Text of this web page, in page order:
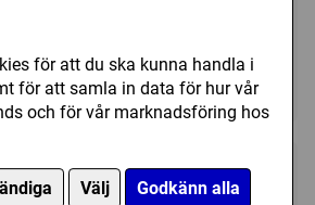
för att du ska kunna handla i
för att samla in data för hur vår
och för vår marknadsföring hos
Välj Godkänn alla
▼
Bevaka